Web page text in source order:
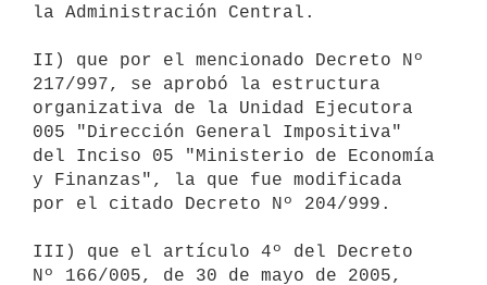
la Administración Central.
II) que por el mencionado Decreto Nº
217/997, se aprobó la estructura
organizativa de la Unidad Ejecutora
005 "Dirección General Impositiva"
del Inciso 05 "Ministerio de Economía
y Finanzas", la que fue modificada
por el citado Decreto Nº 204/999.
III) que el artículo 4º del Decreto
Nº 166/005, de 30 de mayo de 2005,